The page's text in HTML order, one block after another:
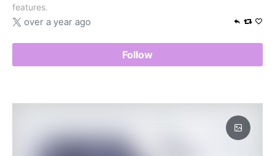
features.
over a year ago
Follow